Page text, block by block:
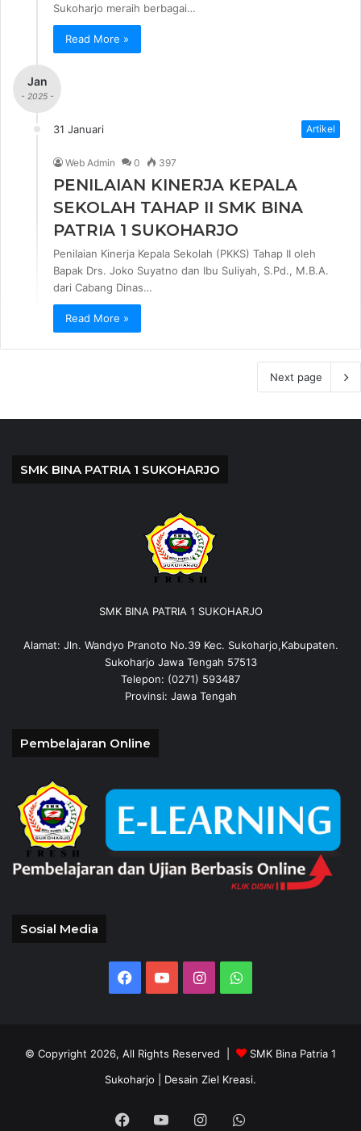
Sukoharjo meraih berbagai…
Read More »
Jan
- 2025 -
31 Januari Artikel
Web Admin 0 397
PENILAIAN KINERJA KEPALA
SEKOLAH TAHAP II SMK BINA
PATRIA 1 SUKOHARJO
Penilaian Kinerja Kepala Sekolah (PKKS) Tahap II oleh
Bapak Drs. Joko Suyatno dan Ibu Suliyah, S.Pd., M.B.A.
dari Cabang Dinas…
Read More »
Next page
SMK BINA PATRIA 1 SUKOHARJO
SMK BINA PATRIA 1 SUKOHARJO
Alamat: Jln. Wandyo Pranoto No.39 Kec. Sukoharjo,Kabupaten.
Sukoharjo Jawa Tengah 57513
Telepon: (0271) 593487
Provinsi: Jawa Tengah
Pembelajaran Online
Sosial Media
FacebookYouTubeInstagramWhatsApp
© Copyright 2026, All Rights Reserved |
SMK Bina Patria 1
Sukoharjo | Desain Ziel Kreasi.
FacebookYouTubeInstagramWhatsApp